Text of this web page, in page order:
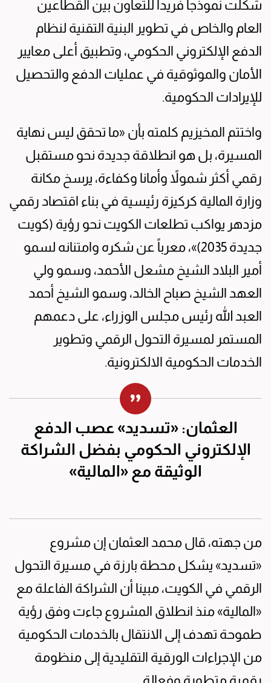
شكلت نموذجاً فريداً للتعاون بين القطاعين
العام والخاص في تطوير البنية التقنية لنظام
الدفع الإلكتروني الحكومي، وتطبيق أعلى معايير
الأمان والموثوقية في عمليات الدفع والتحصيل
للإيرادات الحكومية.
واختتم المخيزيم كلمته بأن «ما تحقق ليس نهاية
المسيرة، بل هو انطلاقة جديدة نحو مستقبل
رقمي أكثر شمولاً وأمانا وكفاءة، يرسخ مكانة
وزارة المالية كركيزة رئيسية في بناء اقتصاد رقمي
مزدهر يواكب تطلعات الكويت نحو رؤية (كويت
جديدة 2035)»، معرباً عن شكره وامتنانه لسمو
أمير البلاد الشيخ مشعل الأحمد، وسمو ولي
العهد الشيخ صباح الخالد، وسمو الشيخ أحمد
العبد الله رئيس مجلس الوزراء، على دعمهم
المستمر لمسيرة التحول الرقمي وتطوير
الخدمات الحكومية الالكترونية.
العثمان: «تسديد» عصب الدفع
الإلكتروني الحكومي بفضل الشراكة
الوثيقة مع «المالية»
من جهته، قال محمد العثمان إن مشروع
«تسديد» يشكل محطة بارزة في مسيرة التحول
الرقمي في الكويت، مبينا أن الشراكة الفاعلة مع
«المالية» منذ انطلاق المشروع جاءت وفق رؤية
طموحة تهدف إلى الانتقال بالخدمات الحكومية
من الإجراءات الورقية التقليدية إلى منظومة